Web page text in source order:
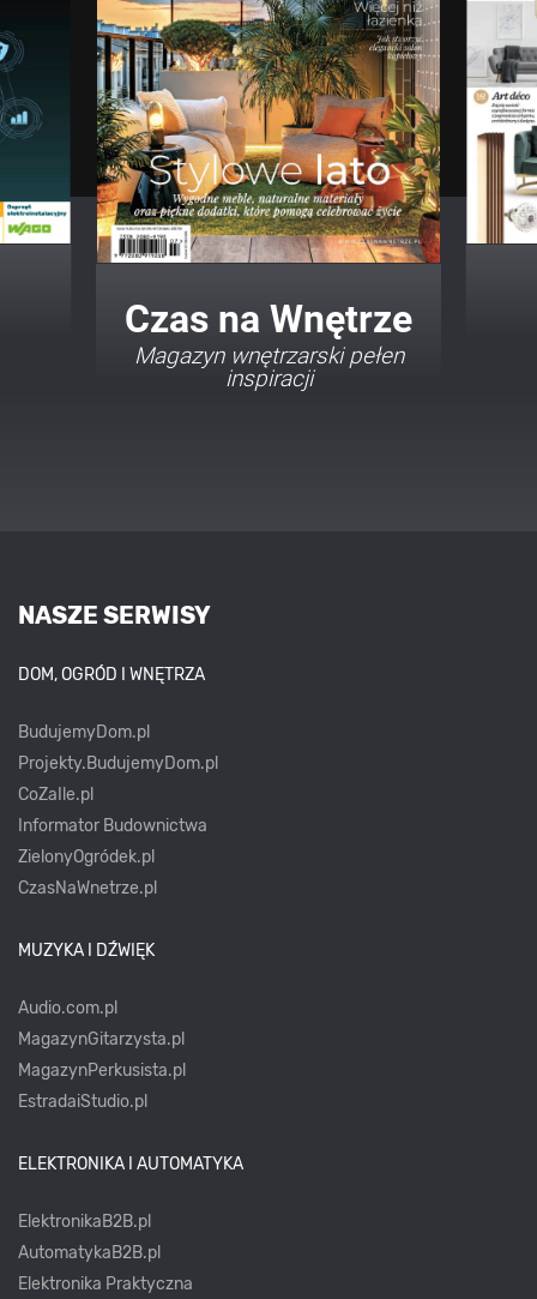
Twój Dom Twój Styl
Porady i inspiracje w
najmodniejszych stylach
NASZE SERWISY
DOM, OGRÓD I WNĘTRZA
BudujemyDom.pl
Projekty.BudujemyDom.pl
CoZaIle.pl
Informator Budownictwa
ZielonyOgródek.pl
CzasNaWnetrze.pl
MUZYKA I DŹWIĘK
Audio.com.pl
MagazynGitarzysta.pl
MagazynPerkusista.pl
EstradaiStudio.pl
ELEKTRONIKA I AUTOMATYKA
ElektronikaB2B.pl
AutomatykaB2B.pl
Elektronika Praktyczna